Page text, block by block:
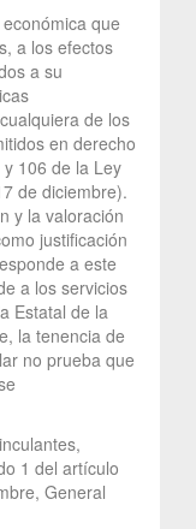
que
a los efectos
a su
de los
en derecho
106 de la Ley
de diciembre).
y la valoración
justificación
a este
a los servicios
Estatal de la
la tenencia de
no prueba que
1 del artículo
General